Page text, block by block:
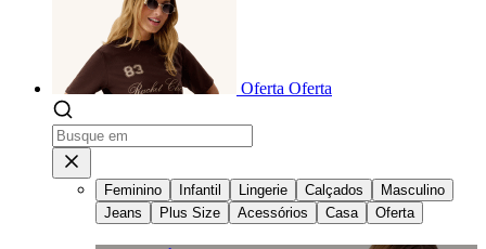
Oferta Oferta
Feminino Infantil Lingerie Calçados
Masculino
Jeans
Plus Size Acessórios Casa Oferta